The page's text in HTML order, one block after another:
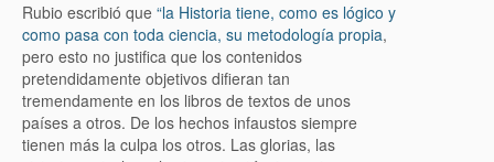
Rubio escribió que “la Historia tiene, como es lógico y
como pasa con toda ciencia, su metodología propia,
pero esto no justifica que los contenidos
pretendidamente objetivos difieran tan
tremendamente en los libros de textos de unos
países a otros. De los hechos infaustos siempre
tienen más la culpa los otros. Las glorias, las